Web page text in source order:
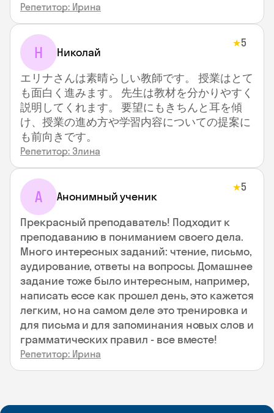
Репетитор: Ирина
Н Николай
★5
エリナさんは素晴らしい教師です。 授業はとて
も面白く進みます。 先生は教材を分かりやすく
説明してくれます。 要望にもきちんと耳を傾
け、授業の進め方や学習内容についての提案に
も前向きです。
Репетитор: Элина
А Анонимный ученик
★5
Прекрасный преподаватель! Подходит к
преподаванию в пониманием своего дела.
Много интересных заданий: чтение, письмо,
аудирование, ответы на вопросы. Домашнее
задание тоже было интересным, например,
написать ессе как прошел день, это кажется
легким, но на самом деле это тренировка и
для письма и для запоминания новых слов и
грамматических правил - все вместе!
Репетитор: Ирина